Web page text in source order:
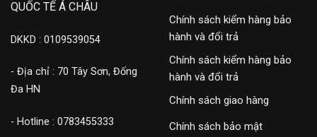
QUỐC TẾ Á CHÂU
DKKD : 0109539054
- Địa chỉ : 70 Tây Sơn, Đống
Đa HN
- Hotline : 0783455333
Chính sách kiểm hàng bảo
hành và đổi trả
Chính sách kiểm hàng bảo
hành và đổi trả
Chính sách giao hàng
Chính sách bảo mật